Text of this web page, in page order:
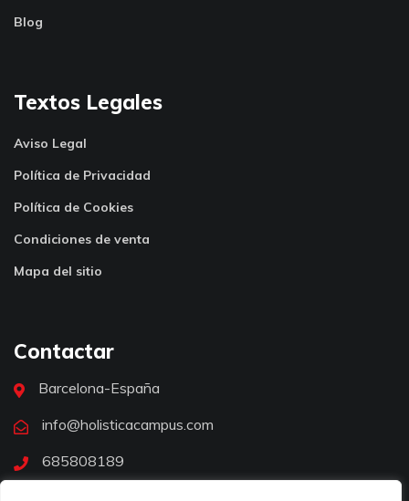
Blog
Textos Legales
Aviso Legal
Política de Privacidad
Política de Cookies
Condiciones de venta
Mapa del sitio
Contactar
Barcelona-España
info@holisticacampus.com
685808189